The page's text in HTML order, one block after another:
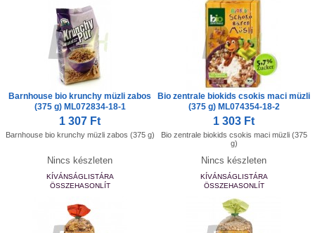
Barnhouse bio krunchy müzli zabos
(375 g) ML072834-18-1
1 307 Ft
Barnhouse bio krunchy müzli zabos (375 g)
Nincs készleten
KÍVÁNSÁGLISTÁRA
ÖSSZEHASONLÍT
Bio zentrale biokids csokis maci müzli
(375 g) ML074354-18-2
1 303 Ft
Bio zentrale biokids csokis maci müzli (375
g)
Nincs készleten
KÍVÁNSÁGLISTÁRA
ÖSSZEHASONLÍT